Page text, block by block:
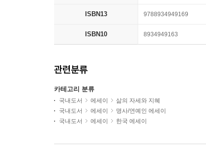
ISBN13 9788934949169
ISBN10 8934949163
관련분류
카테고리 분류
국내도서 에세이
삶의 자세와 지혜
국내도서
에세이
명사/연예인 에세이
국내도서
에세이 한국 에세이